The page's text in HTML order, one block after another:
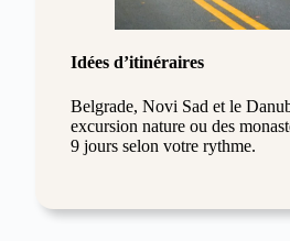
Idées d’itinéraires
Belgrade, Novi Sad et le
excursion nature ou des
9 jours selon votre rythme.